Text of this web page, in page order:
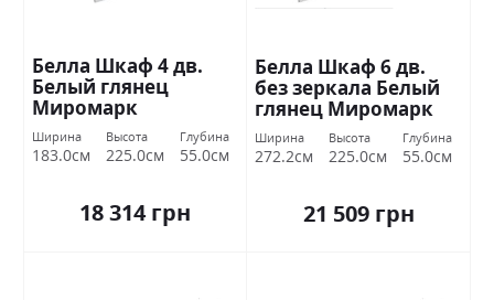
Белла Шкаф 4 дв.
Белый глянец
Миромарк
Ширина
183.0см
Высота
225.0см
Глубина
55.0см
18 314 грн
Белла Шкаф 6 дв.
без зеркала Белый
глянец Миромарк
Ширина
272.2см
Высота
225.0см
Глубина
55.0см
21 509 грн